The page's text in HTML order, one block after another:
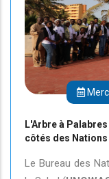
L'Arbre à
côtés des
Le Bureau des